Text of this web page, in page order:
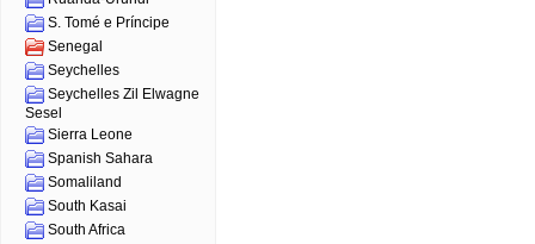
S. Tomé e Príncipe
Senegal
Seychelles
Seychelles Zil Elwagne
Sesel
Sierra Leone
Spanish Sahara
Somaliland
South Kasai
South Africa